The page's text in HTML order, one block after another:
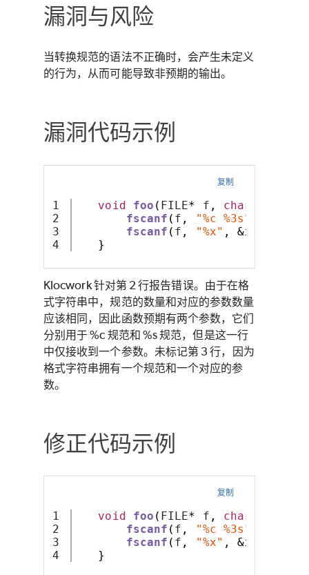
漏洞与风险
当转换规范的语法不正确时，会产生未定义
的行为，从而可能导致非预期的输出。
漏洞代码示例
复制
1
2
3
void foo ( FILE* f , char
fscanf ( f , "%c %3s"
fscanf ( f , "%x" , &i
}
Klocwork 针对第 2 行报告错误。由于在格
式字符串中，规范的数量和对应的参数数量
应该相同，因此函数预期有两个参数，它们
分别用于 %c 规范和 %s 规范，但是这一行
中仅接收到一个参数。未标记第 3 行，因为
格式字符串拥有一个规范和一个对应的参
数。
修正代码示例
复制
1
2
3
void foo ( FILE* f , char
fscanf ( f , "%c %3s"
fscanf ( f , "%x" , &i
}